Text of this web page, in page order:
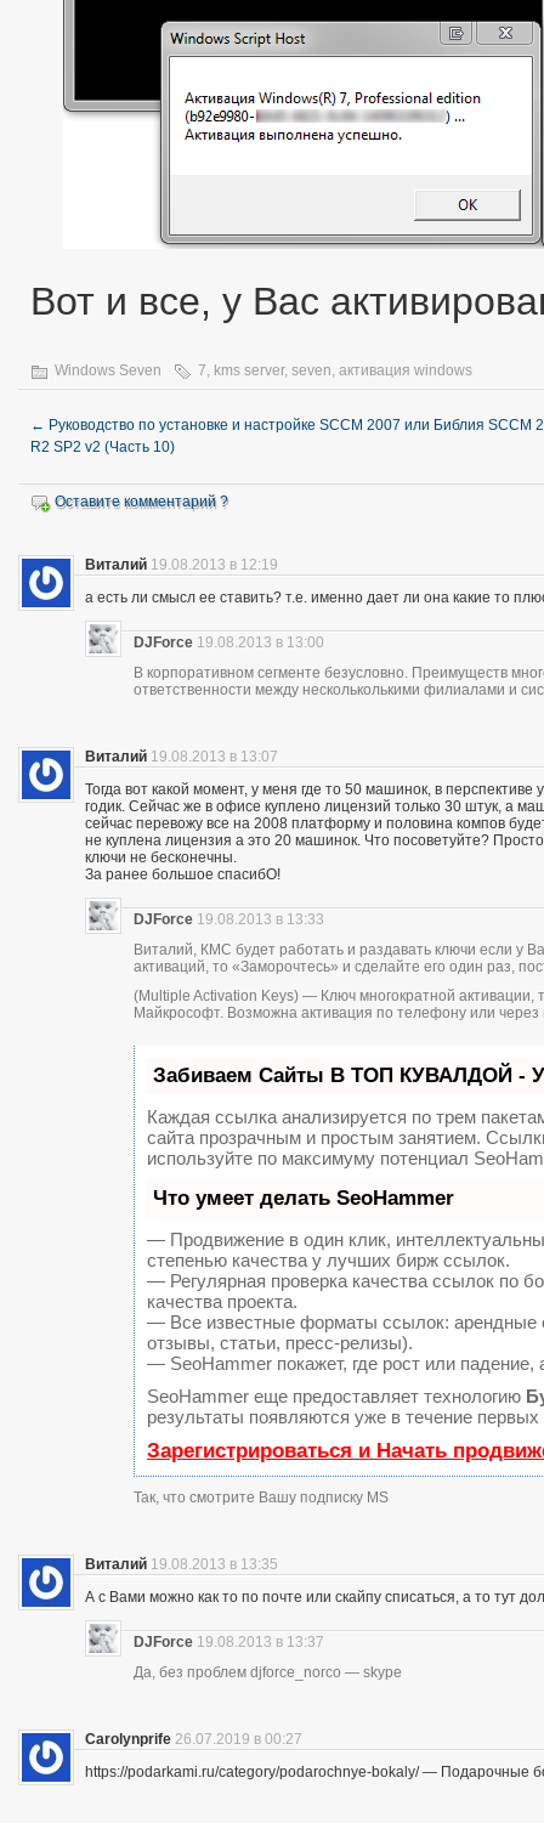
Вот и все, у Вас
Windows Seven 7, kms server, seven, активация windows
← Руководство по установке и настройке SCCM 2007 или Библия SCCM
R2 SP2 v2 (Часть 10)
Оставите комментарий ?
Виталий 19.08.2013 в 12:19
а есть ли смысл ее ставить? т.е. именно дает ли она какие то
DJForce 19.08.2013 в 13:00
В корпоративном сегменте безусловно. Преимуществ
ответственности между нескольколькими филиалами и
Виталий 19.08.2013 в 13:07
Тогда вот какой момент, у меня где то 50 машинок, в
годик. Сейчас же в офисе куплено лицензий только 30 штук, а
сейчас перевожу все на 2008 платформу и половина компов
не куплена лицензия а это 20 машинок. Что посоветуйте?
ключи не бесконечны.
За ранее большое спасибО!
DJForce 19.08.2013 в 13:33
Виталий, КМС будет работать и раздавать ключи если у
активаций, то «Заморочтесь» и сделайте его один раз,
(Multiple Activation Keys) — Ключ многократной активации,
Майкрософт. Возможна активация по телефону или
Забиваем Сайты В ТОП КУВАЛДОЙ -
Каждая ссылка анализируется по трем
сайта прозрачным и простым занятием.
используйте по максимуму потенциал
Что умеет делать SeoHammer
— Продвижение в один клик,
степенью качества у лучших бирж ссылок.
— Регулярная проверка качества ссылок по
качества проекта.
— Все известные форматы ссылок: арендные
отзывы, статьи, пресс-релизы).
— SeoHammer покажет, где рост или
SeoHammer еще предоставляет технологию
результаты появляются уже в течение первых
Зарегистрироваться и Начать
Так, что смотрите Вашу подписку MS
Виталий 19.08.2013 в 13:35
А с Вами можно как то по почте или скайпу списаться, а то тут
DJForce 19.08.2013 в 13:37
Да, без проблем djforce_norco — skype
Carolynprife 26.07.2019 в 00:27
https://podarkami.ru/category/podarochnye-bokaly/ — Подарочные